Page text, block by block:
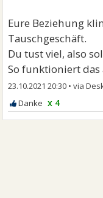
Eure Beziehung
Tauschgeschäft.
Du tust viel, also
So funktioniert das
23.10.2021 20:30 •
x 4